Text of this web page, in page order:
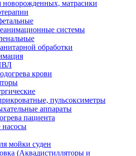
новорожденных, матрасики
системы
обработки
крови
пульсоксиметры
аппараты
пациента
мойки суден
(Аквадистилляторы и